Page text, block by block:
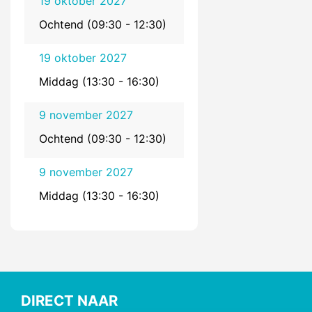
Ochtend (09:30 - 12:30)
19 oktober 2027
Middag (13:30 - 16:30)
9 november 2027
Ochtend (09:30 - 12:30)
9 november 2027
Middag (13:30 - 16:30)
DIRECT NAAR